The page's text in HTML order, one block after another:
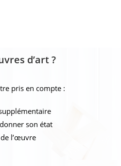
d’art ?
pris en compte :
son état
l’œuvre